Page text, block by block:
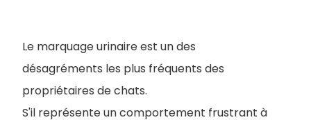
Le marquage urinaire est un des
désagréments les plus fréquents des
propriétaires de chats.
S'il représente un comportement frustrant à